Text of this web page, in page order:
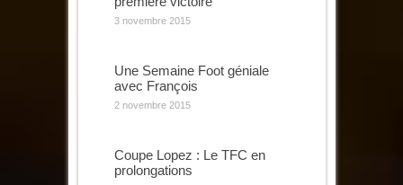
3 novembre 2015
Une Semaine Foot géniale
avec François
2 novembre 2015
Coupe Lopez : Le TFC en
prolongations